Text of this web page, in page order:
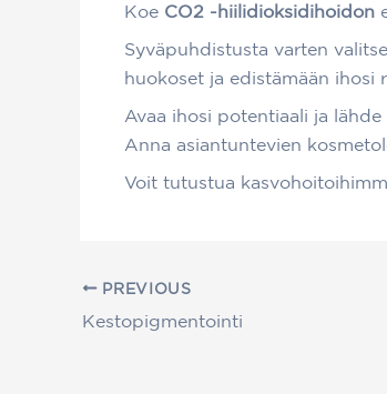
Koe CO2 -hiilidioksidihoidon
Syväpuhdistusta varten valitse
huokoset ja edistämään ihosi
Avaa ihosi potentiaali ja
Anna asiantuntevien
Voit tutustua
PREVIOUS
Kestopigmentointi